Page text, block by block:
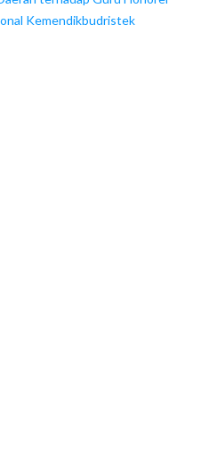
Kemendikbudristek